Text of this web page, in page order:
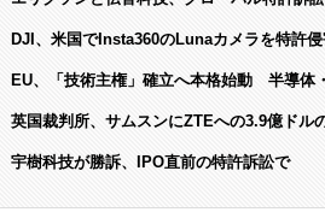
DJI、米国でInsta360のLunaカメラを特許
EU、「技術主権」確立へ本格始動 半導体
英国裁判所、サムスンにZTEへの3.9億ドル
宇樹科技が勝訴、IPO直前の特許訴訟で